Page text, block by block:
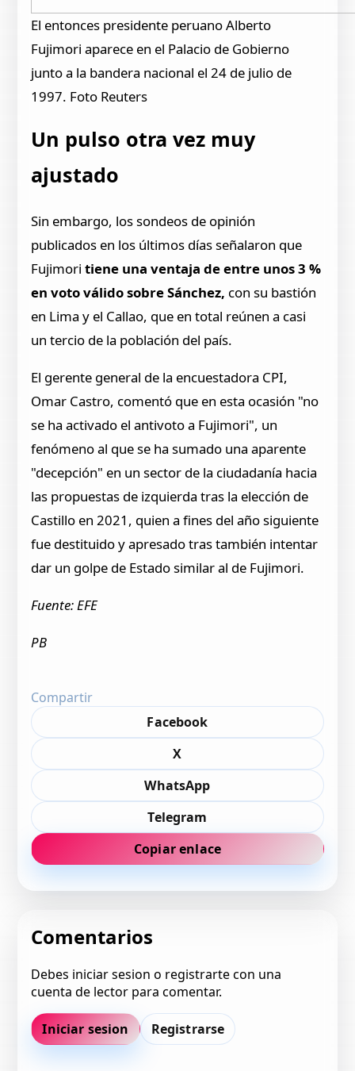
El entonces presidente peruano Alberto
Fujimori aparece en el Palacio de Gobierno
junto a la bandera nacional el 24 de julio de
1997. Foto Reuters
Un pulso otra vez muy
ajustado
Sin embargo, los sondeos de opinión
publicados en los últimos días señalaron que
Fujimoritiene una ventaja de entre unos 3 %
en voto válido sobre Sánchez, con su bastión
en Lima y el Callao, que en total reúnen a casi
un tercio de la población del país.
El gerente general de la encuestadora CPI,
Omar Castro, comentó que en esta ocasión "no
se ha activado el antivoto a Fujimori", un
fenómeno al que se ha sumado una aparente
"decepción" en un sector de la ciudadanía hacia
las propuestas de izquierda tras la elección de
Castillo en 2021, quien a fines del año siguiente
fue destituido y apresado tras también intentar
dar un golpe de Estado similar al de Fujimori.
Fuente: EFE
PB
Compartir
Facebook
X
WhatsApp
Telegram
Copiar enlace
Comentarios
Debes iniciar sesion o registrarte con una
cuenta de lector para comentar.
Iniciar sesion Registrarse